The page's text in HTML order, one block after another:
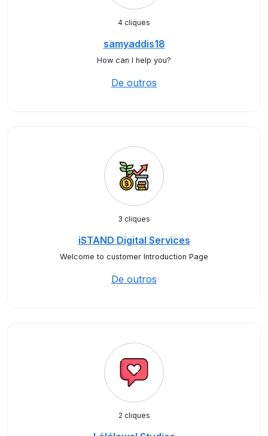
4 cliques
samyaddis18
How can I help you?
De outros
3 cliques
iSTAND Digital Services
Welcome to customer Introduction Page
De outros
2 cliques